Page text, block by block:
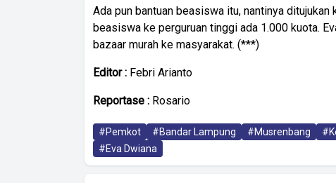
Ada pun bantuan beasiswa itu, nantinya
beasiswa ke perguruan tinggi ada 1.000 kuota.
bazaar murah ke masyarakat. (***)
Editor : Febri Arianto
Reportase : Rosario
#Pemkot #Bandar Lampung #Musrenbang
#Eva Dwiana